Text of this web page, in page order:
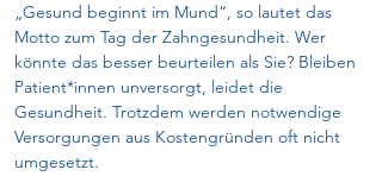
„Gesund beginnt im Mund“, so lautet das
Motto zum Tag der Zahngesundheit. Wer
könnte das besser beurteilen als Sie? Bleiben
Patient*innen unversorgt, leidet die
Gesundheit. Trotzdem werden notwendige
Versorgungen aus Kostengründen oft nicht
umgesetzt.